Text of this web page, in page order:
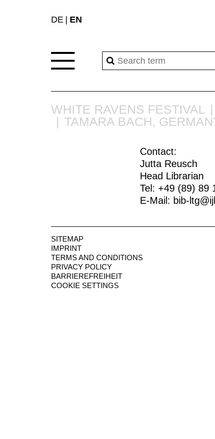
DE EN
WHITE RAVENS FESTIVAL
TAMARA BACH,
Contact:
Jutta Reusch
Head Librarian
Tel: +49 (89) 89
E-Mail: bib-
SITEMAP
IMPRINT
TERMS AND CONDITIONS
PRIVACY POLICY
BARRIEREFREIHEIT
COOKIE SETTINGS